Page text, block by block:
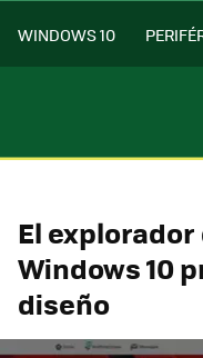
WINDOWS 10
El
Windows 10
diseño